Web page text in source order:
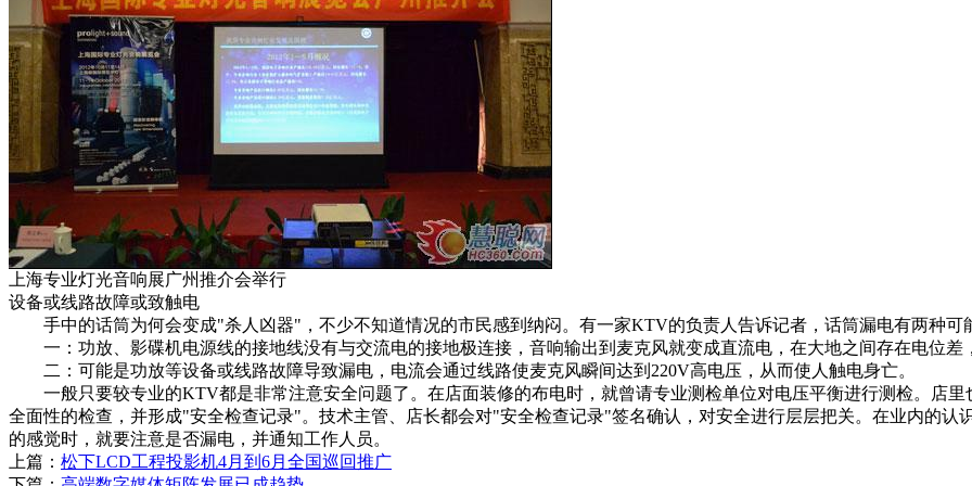
上海专业灯光音响展广州推介会举行
设备或线路故障或致触电
手中的话筒为何会变成"杀人凶器"，不少不知道情况的市民感到纳闷。有一家KTV的负责人告诉记者，话筒漏电有两种可
一：功放、影碟机电源线的接地线没有与交流电的接地极连接，音响输出到麦克风就变成直流电，在大地之间存在电位差
二：可能是功放等设备或线路故障导致漏电，电流会通过线路使麦克风瞬间达到220V高电压，从而使人触电身亡。
一般只要较专业的KTV都是非常注意安全问题了。在店面装修的布电时，就曾请专业测检单位对电压平衡进行测检。店里
全面性的检查，并形成"安全检查记录"。技术主管、店长都会对"安全检查记录"签名确认，对安全进行层层把关。在业内的
的感觉时，就要注意是否漏电，并通知工作人员。
上篇： 松下LCD工程投影机4月到6月全国巡回推广